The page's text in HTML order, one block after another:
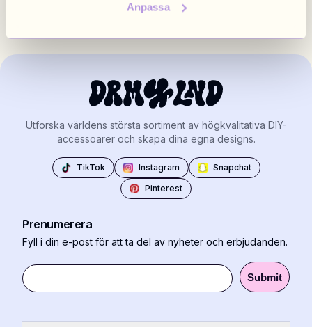
Anpassa
Utforska världens största sortiment av högkvalitativa DIY-
accessoarer och skapa dina egna designs.
TikTok Instagram
Snapchat
Pinterest
Prenumerera
Fyll i din e-post för att ta del av nyheter och erbjudanden.
Submit